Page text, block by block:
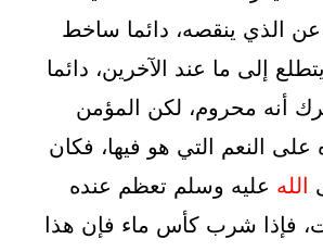
الذي ينقصه، دائما ساخط
إلى ما عند الآخرين، دائما
أنه محروم، لكن المؤمن
النعم التي هو فيها، فكان
الله عليه وسلم تعظم عنده
فإذا شرب كأس ماء فإن هذا